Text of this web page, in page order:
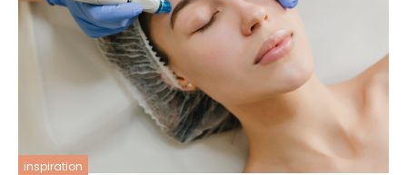
inspiration